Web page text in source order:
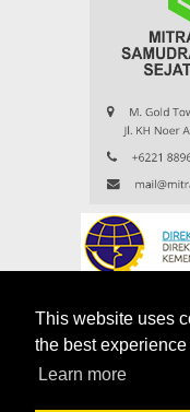
This website uses
the best
Learn more